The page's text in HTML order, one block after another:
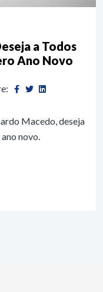
a Todos
Ano Novo
Macedo, deseja
novo.